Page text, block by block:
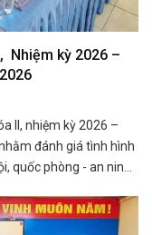
Nhiệm kỳ 2026 –
II, nhiệm kỳ 2026 –
đánh giá tình hình
quốc phòng - an ninh